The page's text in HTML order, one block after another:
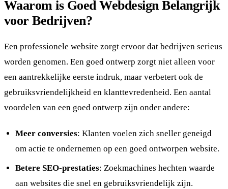
Waarom is Goed Webdesign Belangrijk
voor Bedrijven?
Een professionele website zorgt ervoor dat bedrijven serieus
worden genomen. Een goed ontwerp zorgt niet alleen voor
een aantrekkelijke eerste indruk, maar verbetert ook de
gebruiksvriendelijkheid en klanttevredenheid. Een aantal
voordelen van een goed ontwerp zijn onder andere:
Meer conversies: Klanten voelen zich sneller geneigd
om actie te ondernemen op een goed ontworpen website.
Betere SEO-prestaties: Zoekmachines hechten waarde
aan websites die snel en gebruiksvriendelijk zijn.